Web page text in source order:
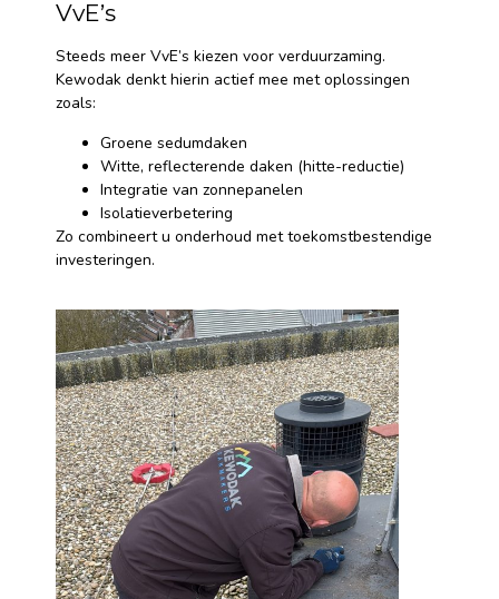
VvE’s
Steeds meer VvE’s kiezen voor verduurzaming.
Kewodak denkt hierin actief mee met oplossingen
zoals:
Groene sedumdaken
Witte, reflecterende daken (hitte-reductie)
Integratie van zonnepanelen
Isolatieverbetering
Zo combineert u onderhoud met toekomstbestendige
investeringen.